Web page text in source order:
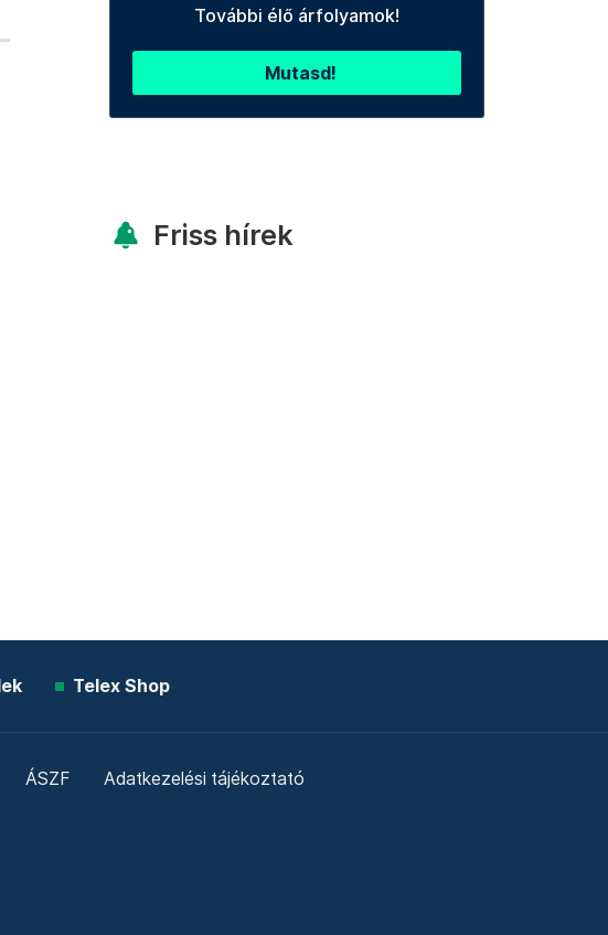
További élő árfolyamok!
Mutasd!
Friss hírek
Telex Shop
ÁSZF Adatkezelési tájékoztató